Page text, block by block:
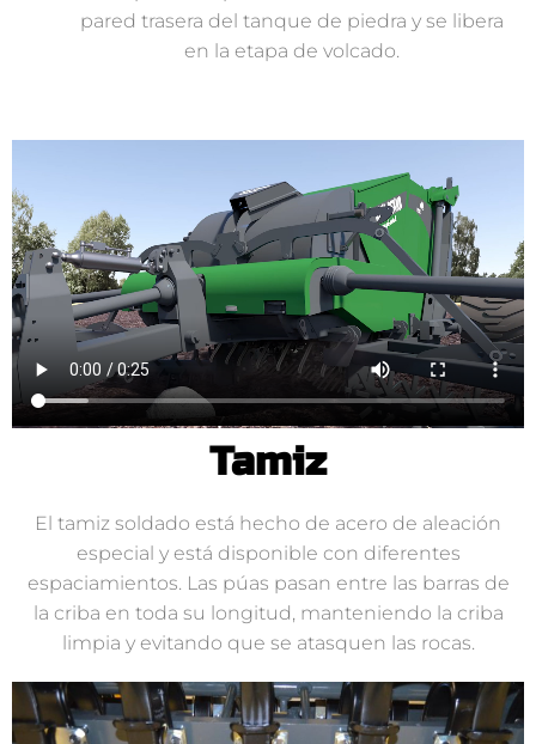
pared trasera del tanque de piedra y se libera
en la etapa de volcado.
Tamiz
El tamiz soldado está hecho de acero de aleación
especial y está disponible con diferentes
espaciamientos. Las púas pasan entre las barras de
la criba en toda su longitud, manteniendo la criba
limpia y evitando que se atasquen las rocas.